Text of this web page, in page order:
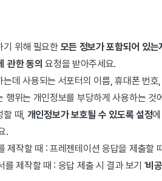
기 위해 필요한 모든 정보가 포함되어 있는
관한 동의 요청을 받아주세요.
는데 사용되는 서포터의 이름, 휴대폰 번
행위는 개인정보를 부당하게 사용하는 것
할 때, 개인정보가 보호될 수 있도록 설정
.
제작할 때 : 프레젠테이션 응답을 제출할
를 제작할 때 : 응답 제출 시 결과 보기 '비